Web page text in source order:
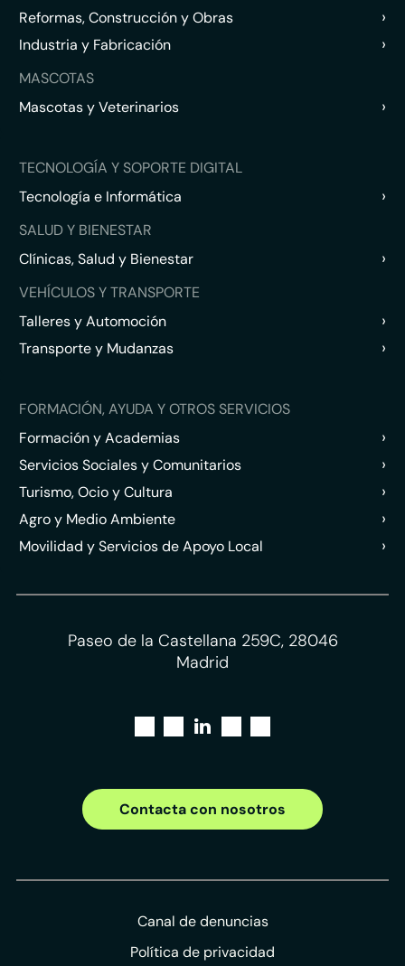
Reformas, Construcción y Obras
›
Industria y Fabricación ›
MASCOTAS
Mascotas y Veterinarios
›
TECNOLOGÍA Y SOPORTE DIGITAL
Tecnología e Informática
›
SALUD Y BIENESTAR
Clínicas, Salud y Bienestar
›
VEHÍCULOS Y TRANSPORTE
Talleres y Automoción
›
Transporte y Mudanzas ›
FORMACIÓN, AYUDA Y OTROS SERVICIOS
Formación y Academias
›
Servicios Sociales y Comunitarios ›
Turismo, Ocio y Cultura ›
Agro y Medio Ambiente ›
Movilidad y Servicios de Apoyo Local ›
Paseo de la Castellana 259C, 28046
Madrid
Contacta con nosotros
Canal de denuncias
Política de privacidad